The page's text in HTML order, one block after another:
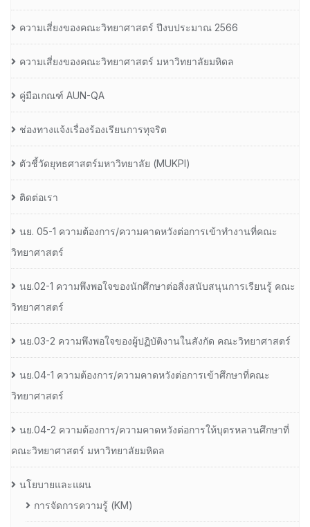
ความเสี่ยงของคณะวิทยาศาสตร์ ปีงบประมาณ 2566
ความเสี่ยงของคณะวิทยาศาสตร์ มหาวิทยาลัยมหิดล
คู่มือเกณฑ์ AUN-QA
ช่องทางแจ้งเรื่องร้องเรียนการทุจริต
ตัวชี้วัดยุทธศาสตร์มหาวิทยาลัย (MUKPI)
ติดต่อเรา
นย. 05-1 ความต้องการ/ความคาดหวังต่อการเข้าทำงานที่คณะ
วิทยาศาสตร์
นย.02-1 ความพึงพอใจของนักศึกษาต่อสิ่งสนับสนุนการเรียนรู้ คณะ
วิทยาศาสตร์
นย.03-2 ความพึงพอใจของผู้ปฏิบัติงานในสังกัด คณะวิทยาศาสตร์
นย.04-1 ความต้องการ/ความคาดหวังต่อการเข้าศึกษาที่คณะ
วิทยาศาสตร์
นย.04-2 ความต้องการ/ความคาดหวังต่อการให้บุตรหลานศึกษาที่
คณะวิทยาศาสตร์ มหาวิทยาลัยมหิดล
นโยบายและแผน
การจัดการความรู้ (KM)